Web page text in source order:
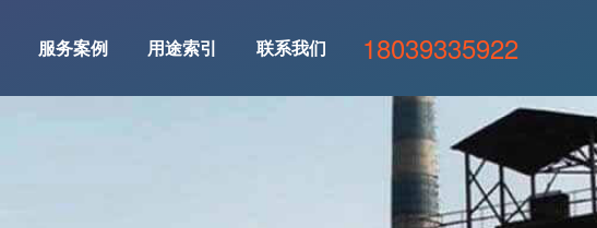
服务案例 用途索引 联系我们 18039335922